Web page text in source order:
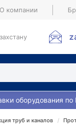
О компании
оборудования
труб и каналов